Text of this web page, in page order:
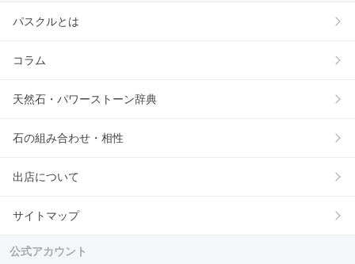
パスクルとは
コラム
天然石・パワーストーン辞典
石の組み合わせ・相性
出店について
サイトマップ
公式アカウント